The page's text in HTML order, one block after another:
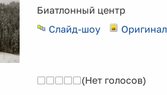
Биатлонный центр
Слайд-шоу
Оригинал
(Нет голосов)